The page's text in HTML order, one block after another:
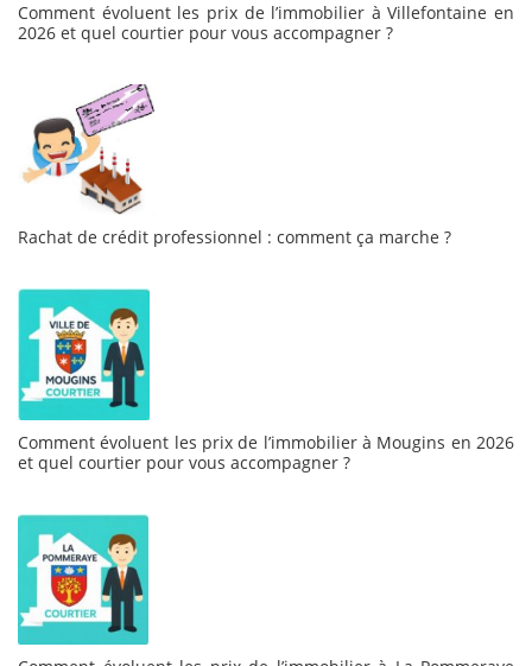
Comment évoluent les prix de l’immobilier à Villefontaine en
2026 et quel courtier pour vous accompagner ?
Rachat de crédit professionnel : comment ça marche ?
Comment évoluent les prix de l’immobilier à Mougins en 2026
et quel courtier pour vous accompagner ?